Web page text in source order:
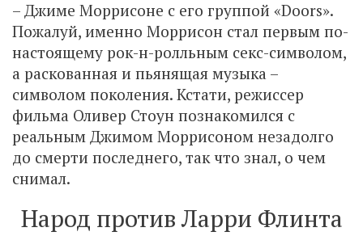
– Джиме Моррисоне с его группой «Doors».
Пожалуй, именно Моррисон стал первым по-
настоящему рок-н-ролльным секс-символом,
а раскованная и пьянящая музыка –
символом поколения. Кстати, режиссер
фильма Оливер Стоун познакомился с
реальным Джимом Моррисоном незадолго
до смерти последнего, так что знал, о чем
снимал.
Народ против Ларри Флинта